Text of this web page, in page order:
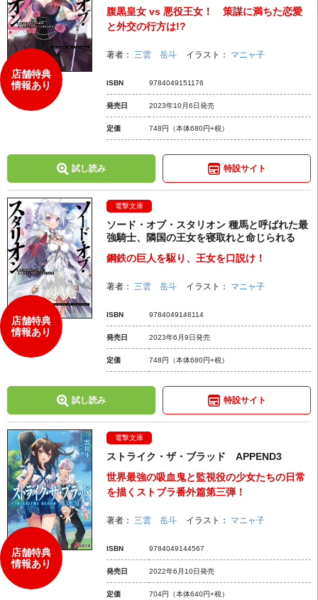
店舗特典
情報あり
腹黒皇女 vs 悪役王女！ 策謀に満ちた恋愛
と外交の行方は!?
著者： 三雲 岳斗 イラスト： マニャ子
ISBN 9784049151176
発売日 2023年10月6日発売
定価 748円 （本体680円+税）
試し読み 特設サイト
店舗特典
情報あり
電撃文庫
ソード・オブ・スタリオン 種馬と呼ばれた最
強騎士、隣国の王女を寝取れと命じられる
鋼鉄の巨人を駆り、王女を口説け！
著者： 三雲 岳斗 イラスト： マニャ子
ISBN 9784049148114
発売日 2023年6月9日発売
定価 748円 （本体680円+税）
試し読み 特設サイト
店舗特典
情報あり
電撃文庫
ストライク・ザ・ブラッド APPEND3
世界最強の吸血鬼と監視役の少女たちの日常
を描くストブラ番外篇第三弾！
著者： 三雲 岳斗 イラスト： マニャ子
ISBN 9784049144567
発売日 2022年6月10日発売
定価 704円 （本体640円+税）